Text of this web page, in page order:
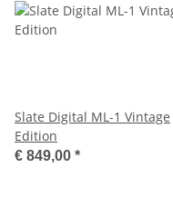
Slate Digital ML-1 Vintage
Edition
€ 849,00 *